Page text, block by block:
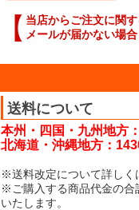
【 当店からご注文に関
メールが届かない場合
送料について
本州・四国・九州地方
北海道・沖縄地方：
※送料改定について詳しく
※ご購入する商品代金の合
いたします。